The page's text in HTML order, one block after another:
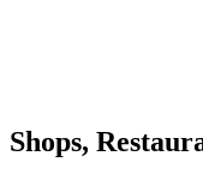
Shops,